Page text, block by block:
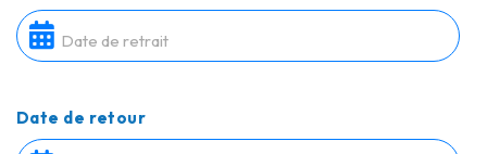
Date de retour